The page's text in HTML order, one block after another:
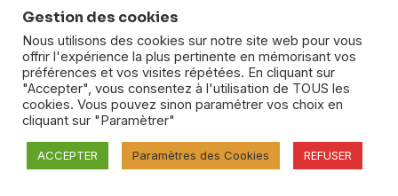
Précédent Suivant
Gestion des cookies
Nous utilisons des cookies sur notre site web pour vous
offrir l'expérience la plus pertinente en mémorisant vos
préférences et vos visites répétées. En cliquant sur
"Accepter", vous consentez à l'utilisation de TOUS les
cookies. Vous pouvez sinon paramétrer vos choix en
cliquant sur "Paramètrer"
ACCEPTER Paramètres des Cookies REFUSER